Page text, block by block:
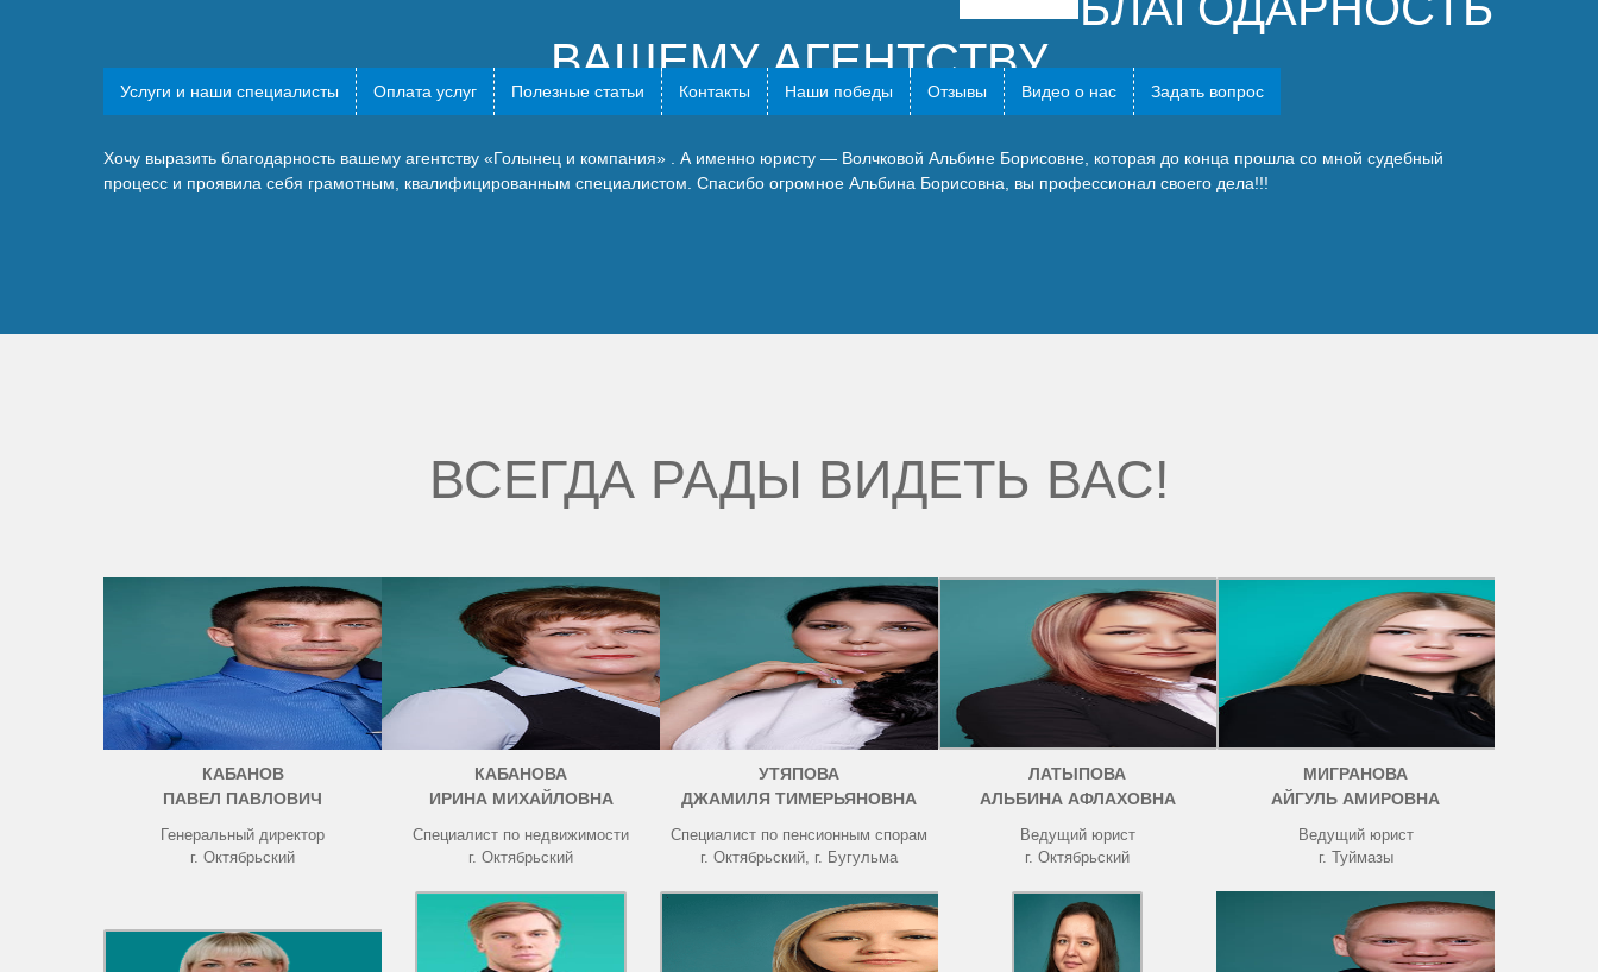
Услуги и наши специалисты Оплата услуг Полезные статьи Контакты Наши победы Отзывы Видео о нас Задать вопрос
ВАШЕМУ АГЕНТСТВУ
Хочу выразить благодарность вашему агентству «Голынец и компания» . А именно юристу — Волчковой Альбине Борисовне, которая до конца прошла со мной судебный
процесс и проявила себя грамотным, квалифицированным специалистом. Спасибо огромное Альбина Борисовна, вы профессионал своего дела!!!
ВСЕГДА РАДЫ ВИДЕТЬ ВАС!
КАБАНОВ
ПАВЕЛ ПАВЛОВИЧ
Генеральный директор
г. Октябрьский
КАБАНОВА
ИРИНА МИХАЙЛОВНА
Специалист по недвижимости
г. Октябрьский
УТЯПОВА
ДЖАМИЛЯ ТИМЕРЬЯНОВНА
Специалист по пенсионным спорам
г. Октябрьский, г. Бугульма
ЛАТЫПОВА
АЛЬБИНА АФЛАХОВНА
Ведущий юрист
г. Октябрьский
МИГРАНОВА
АЙГУЛЬ АМИРОВНА
Ведущий юрист
г. Туймазы